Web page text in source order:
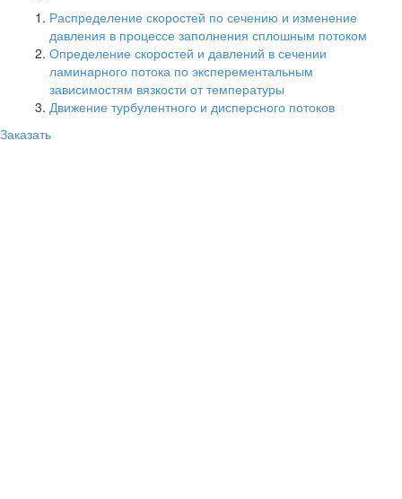
Распределение скоростей по сечению и изменение
давления в процессе заполнения сплошным потоком
Определение скоростей и давлений в сечении
ламинарного потока по эксперементальным
зависимостям вязкости от температуры
Движение турбулентного и дисперсного потоков
Заказать